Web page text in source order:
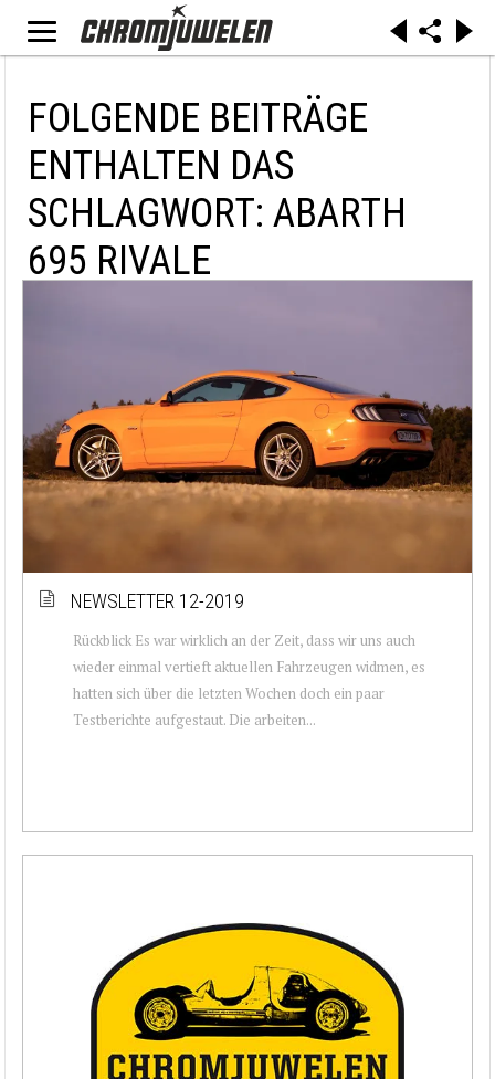
FOLGENDE BEITRÄGE
ENTHALTEN DAS
SCHLAGWORT: ABARTH
695 RIVALE
NEWSLETTER 12-2019
Rückblick Es war wirklich an der Zeit, dass wir uns auch
wieder einmal vertieft aktuellen Fahrzeugen widmen, es
hatten sich über die letzten Wochen doch ein paar
Testberichte aufgestaut. Die arbeiten...